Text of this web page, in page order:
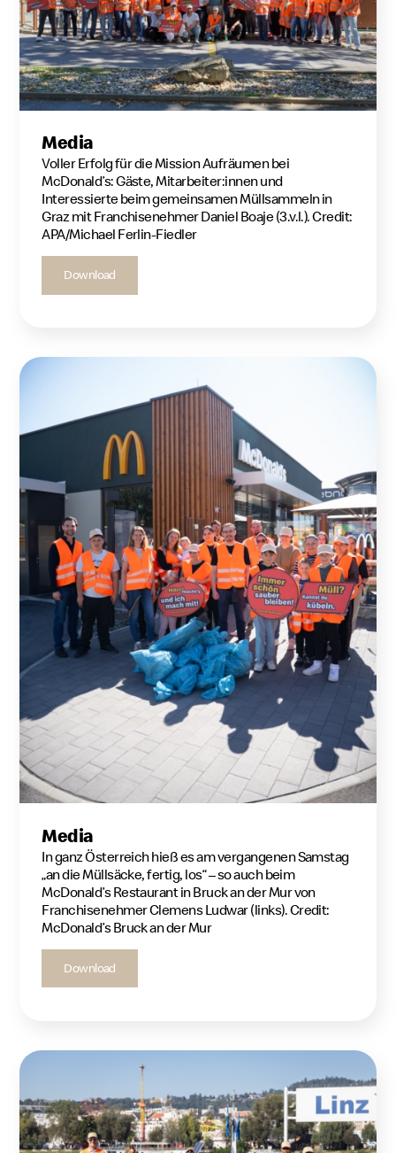
Media
Voller Erfolg für die Mission Aufräumen bei
McDonald’s: Gäste, Mitarbeiter:innen und
Interessierte beim gemeinsamen Müllsammeln in
Graz mit Franchisenehmer Daniel Boaje (3.v.l.). Credit:
APA/Michael Ferlin-Fiedler
Download
Media
In ganz Österreich hieß es am vergangenen Samstag
„an die Müllsäcke, fertig, los“ – so auch beim
McDonald’s Restaurant in Bruck an der Mur von
Franchisenehmer Clemens Ludwar (links). Credit:
McDonald’s Bruck an der Mur
Download